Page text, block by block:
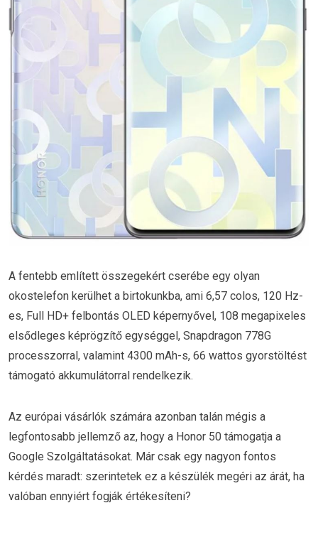
A fentebb említett összegekért cserébe egy olyan
okostelefon kerülhet a birtokunkba, ami 6,57 colos, 120 Hz-
es, Full HD+ felbontás OLED képernyővel, 108 megapixeles
elsődleges képrögzítő egységgel, Snapdragon 778G
processzorral, valamint 4300 mAh-s, 66 wattos gyorstöltést
támogató akkumulátorral rendelkezik.
Az európai vásárlók számára azonban talán mégis a
legfontosabb jellemző az, hogy a Honor 50 támogatja a
Google Szolgáltatásokat. Már csak egy nagyon fontos
kérdés maradt: szerintetek ez a készülék megéri az árát, ha
valóban ennyiért fogják értékesíteni?